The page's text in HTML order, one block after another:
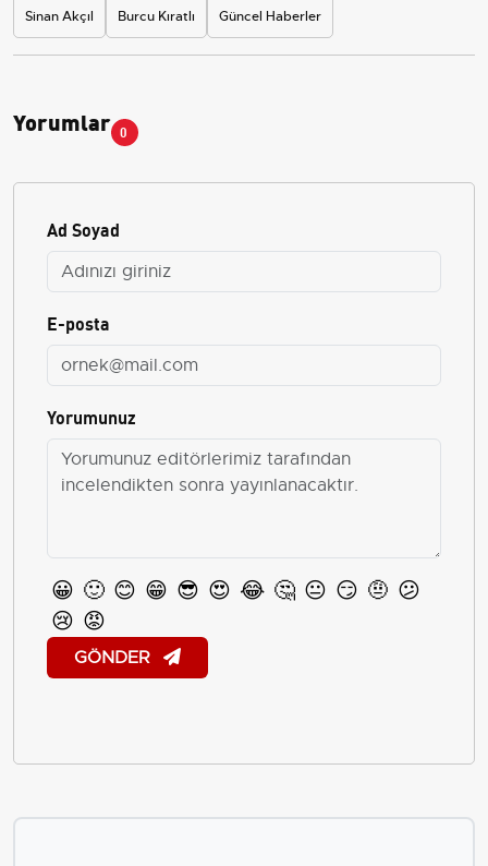
Sinan Akçıl Burcu Kıratlı Güncel Haberler
Yorumlar 0
Ad Soyad
E-posta
Yorumunuz
😀 🙂 😊 😁 😎 😍 😂 🤔 😐 😏 🤨 😕
😢 😡
GÖNDER